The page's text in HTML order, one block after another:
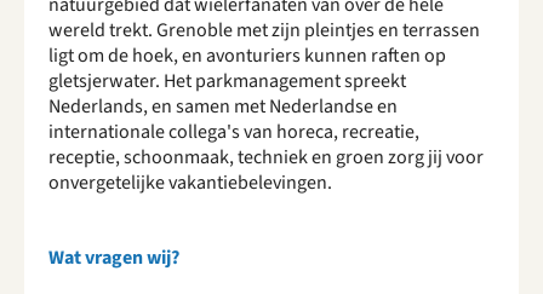
wereld trekt. Grenoble met zijn pleintjes en terrassen
ligt om de hoek, en avonturiers kunnen raften op
gletsjerwater. Het parkmanagement spreekt
Nederlands, en samen met Nederlandse en
internationale collega's van horeca, recreatie,
receptie, schoonmaak, techniek en groen zorg jij voor
onvergetelijke vakantiebelevingen.
Wat vragen wij?